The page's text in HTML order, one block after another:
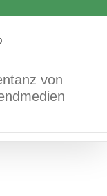
von